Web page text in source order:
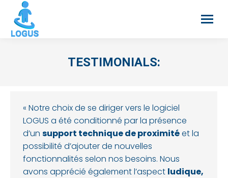
TESTIMONIALS:
« Notre choix de se diriger vers le logiciel
LOGUS a été conditionné par la présence
d’un support technique de proximitéet la
possibilité d’ajouter de nouvelles
fonctionnalités selon nos besoins. Nous
avons apprécié également l’aspect ludique,